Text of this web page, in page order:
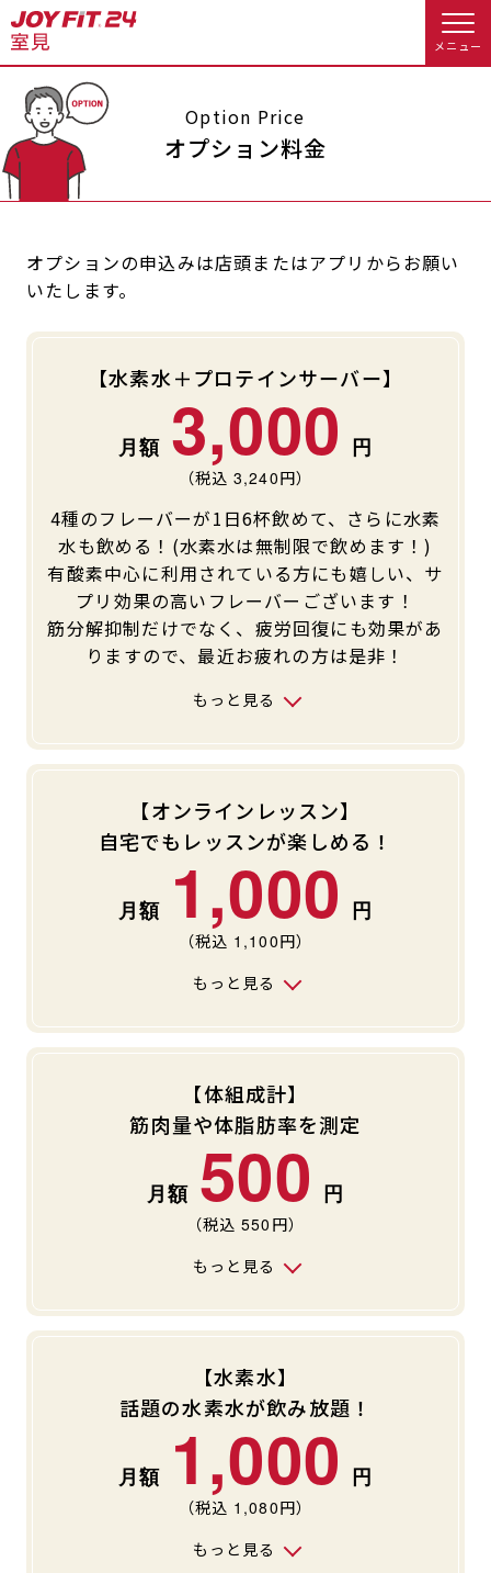
メニュー
店舗トップ
会員様へのお知らせ
店舗情報・サービス
よくあるご質問 店舗へのお問い合わせ
入会のお手続きをする
入会を悩まれている方へトップ
キャンペーン 料金のご案内
アクセス 店舗情報・サービス
見学・体験 入会方法
JOYFIT
JOYFIT24 JOYFIT YOGA
JOYFIT+ 店舗を探す
Option Price
オプション料金
オプションの申込みは店頭またはアプリからお願い
いたします。
【水素水＋プロテインサーバー】
3,000
（税込 3,240円）
4種のフレーバーが1日6杯飲めて、さらに水素
水も飲める！(水素水は無制限で飲めます！)
有酸素中心に利用されている方にも嬉しい、サ
プリ効果の高いフレーバーございます！
筋分解抑制だけでなく、疲労回復にも効果があ
りますので、最近お疲れの方は是非！
もっと見る
【オンラインレッスン】
自宅でもレッスンが楽しめる！
1,000
（税込 1,100円）
もっと見る
【体組成計】
筋肉量や体脂肪率を測定
500
（税込 550 円）
もっと見る
【水素水】
話題の水素水が飲み放題！
1,000
（税込 1,080円）
もっと見る